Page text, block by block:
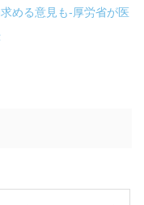
める意見も-厚労省が医